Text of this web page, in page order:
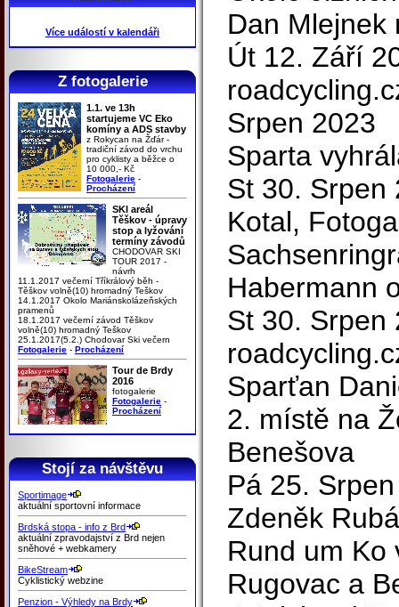
Více událostí v kalendáři
Z fotogalerie
1.1. ve 13h
startujeme VC Eko
komíny a ADS stavby
z Rokycan na Žďár -
tradiční závod do vrchu
pro cyklisty a běžce o
10 000,- Kč
Fotogalerie -
Procházení
SKI areál
Těškov - úpravy
stop a lyžování
termíny závodů
CHODOVAR SKI
TOUR 2017 -
návrh
11.1.2017 večerní Tříkrálový běh -
Těškov volně(10) hromadný Teškov
14.1.2017 Okolo Mariánskolázeňských
pramenů
18.1.2017 večerní závod Těškov
volně(10) hromadný Teškov
25.1.2017(5.2.) Chodovar Ski večern
Fotogalerie - Procházení
Tour de Brdy
2016
fotogalerie
Fotogalerie -
Procházení
Stojí za návštěvu
Sportimage
aktuální sportovní informace
Brdská stopa - info z Brd
aktuální zpravodajství z Brd nejen
sněhové + webkamery
BikeStream
Cyklistický webzine
Penzion - Výhledy na Brdy
Dan Mlejnek
Út 12. Září
Srpen 2023
Sparta
St 30. Srpen
Kotal,
Habermann
St 30. Srpen
Sparťan
2. místě na
Benešova
Pá 25.
Zdeněk
Rund um Ko
Rugovac a